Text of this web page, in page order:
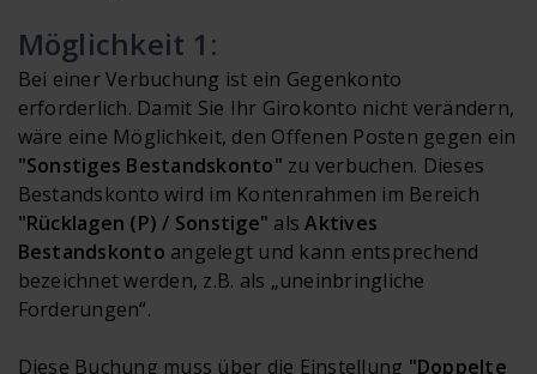
Möglichkeit 1:
Bei einer Verbuchung ist ein Gegenkonto
erforderlich. Damit Sie Ihr Girokonto nicht verändern,
wäre eine Möglichkeit, den Offenen Posten gegen ein
"Sonstiges Bestandskonto" zu verbuchen. Dieses
Bestandskonto wird im Kontenrahmen im Bereich
"Rücklagen (P) / Sonstige" alsAktives
Bestandskonto angelegt und kann entsprechend
bezeichnet werden, z.B. als „uneinbringliche
Forderungen“.
Diese Buchung muss über die Einstellung "Doppelte